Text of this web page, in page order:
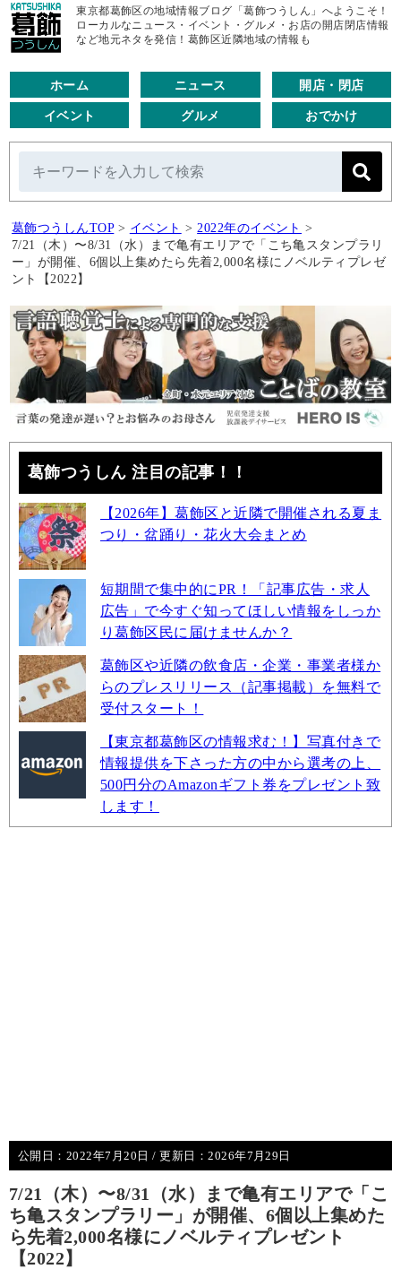
東京都葛飾区の地域情報ブログ「葛飾つうしん」へようこそ！
ローカルなニュース・イベント・グルメ・お店の開店閉店情報
など地元ネタを発信！葛飾区近隣地域の情報も
ホーム ニュース 開店・閉店
イベント グルメ おでかけ
葛飾つうしんTOP > イベント > 2022年のイベント >
7/21（木）〜8/31（水）まで亀有エリアで「こち亀スタンプラリ
ー」が開催、6個以上集めたら先着2,000名様にノベルティプレゼ
ント【2022】
葛飾つうしん 注目の記事！！
【2026年】葛飾区と近隣で開催される夏ま
つり・盆踊り・花火大会まとめ
短期間で集中的にPR！「記事広告・求人
広告」で今すぐ知ってほしい情報をしっか
り葛飾区民に届けませんか？
葛飾区や近隣の飲食店・企業・事業者様か
らのプレスリリース（記事掲載）を無料で
受付スタート！
【東京都葛飾区の情報求む！】写真付きで
情報提供を下さった方の中から選考の上、
500円分のAmazonギフト券をプレゼント致
します！
公開日： 2022年7月20日 / 更新日：2026年7月29日
7/21（木）〜8/31（水）まで亀有エリアで「こ
ち亀スタンプラリー」が開催、6個以上集めた
ら先着2,000名様にノベルティプレゼント
【2022】